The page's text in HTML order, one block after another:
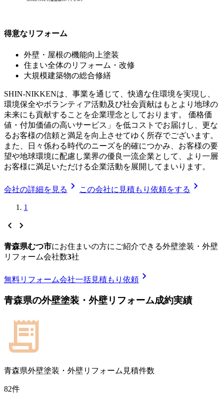
得意なリフォーム
外壁・屋根の機能向上塗装
住まい全体のリフォーム・改修
大規模建築物の総合修繕
SHIN-NIKKENは、事業を通じて、快適な住環境を実現し、
環境保全やボランティア活動及び社会貢献はもとより地球の
未来にも貢献することを企業理念としております。 価格価
値・付加価値の高いサービス」を低コストでお届けし、更な
るお客様の信頼と満足を向上させてゆく所存でございます。
また、日々係わる時代のニーズを的確につかみ、お客様の要
望や地球環境に配慮し業界の優良一流企業として、より一層
お客様に満足いただける企業活動を展開してまいります。
会社の詳細を見る chevron_right この会社に見積もり依頼をする chevron_right
1
chevron_left chevron_right
青森県むつ市にお住まいの方にご紹介できる外壁塗装・外壁
リフォーム会社数3社
無料リフォーム会社一括見積もり依頼 chevron_right
青森県の外壁塗装・外壁リフォーム成約実績
青森県外壁塗装・外壁リフォーム見積件数
82件